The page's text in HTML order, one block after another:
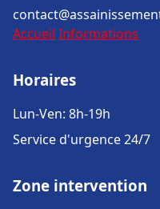
Accueil Informations
Horaires
Lun-Ven: 8h-19h
Service d'urgence 24/7
Zone intervention